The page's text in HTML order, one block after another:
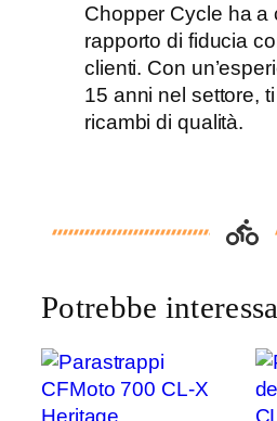
m
a
t
i
c
r
l
q
u
Chopper Cycle ha a
rapporto di fiducia
clienti. Con
15 anni nel settore,
ricambi di qualità.
Potrebbe